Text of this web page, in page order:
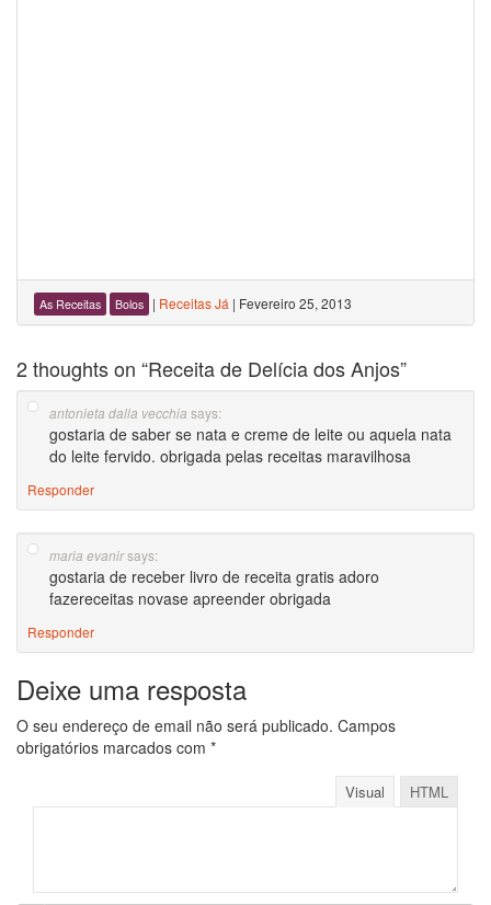
As Receitas Bolos | Receitas Já | Fevereiro 25, 2013
2 thoughts on “Receita de Delícia dos Anjos”
antonieta dalla vecchia says:
gostaria de saber se nata e creme de leite ou aquela nata
do leite fervido. obrigada pelas receitas maravilhosa
Responder
maria evanirsays:
gostaria de receber livro de receita gratis adoro
fazereceitas novase apreender obrigada
Responder
Deixe uma resposta
O seu endereço de email não será publicado. Campos
obrigatórios marcados com *
Visual HTML